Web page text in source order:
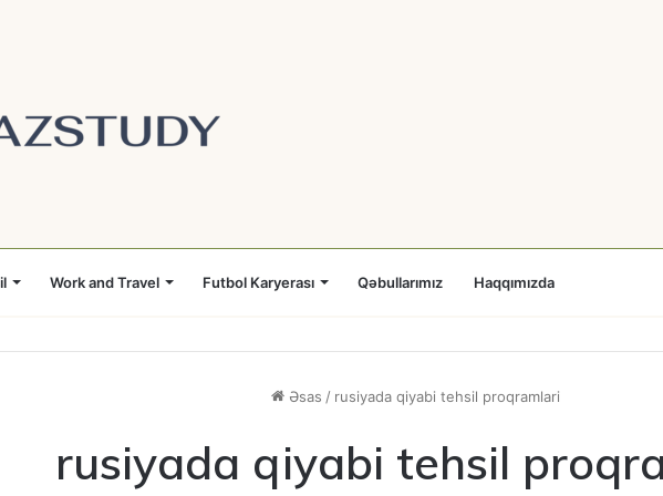
Work and Travel Futbol Karyerası Qəbullarımız Haqqımızda
Əsas / rusiyada qiyabi tehsil proqramlari
rusiyada qiyabi tehsil